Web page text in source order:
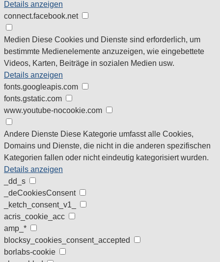
Details anzeigen
connect.facebook.net
Medien Diese Cookies und Dienste sind erforderlich, um
bestimmte Medienelemente anzuzeigen, wie eingebettete
Videos, Karten, Beiträge in sozialen Medien usw.
Details anzeigen
fonts.googleapis.com
fonts.gstatic.com
www.youtube-nocookie.com
Andere Dienste Diese Kategorie umfasst alle Cookies,
Domains und Dienste, die nicht in die anderen spezifischen
Kategorien fallen oder nicht eindeutig kategorisiert wurden.
Details anzeigen
_dd_s
_deCookiesConsent
_ketch_consent_v1_
acris_cookie_acc
amp_*
blocksy_cookies_consent_accepted
borlabs-cookie